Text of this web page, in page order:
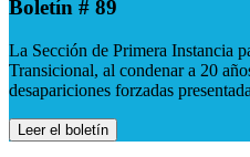
Boletín # 89
La Sección de Primera Instancia
Transicional, al condenar a 20
desapariciones forzadas
Leer el boletín